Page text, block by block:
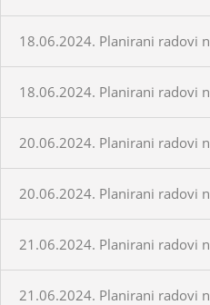
18.06.2024. Planirani radovi
18.06.2024. Planirani radovi
20.06.2024. Planirani radovi
20.06.2024. Planirani radovi
21.06.2024. Planirani radovi
21.06.2024. Planirani radovi